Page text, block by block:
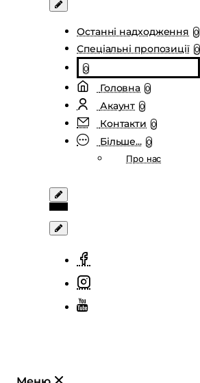
Останні надходження 0
Спеціальні пропозиції 0
0
Головна 0
Акаунт 0
Контакти 0
Більше... 0
Про нас